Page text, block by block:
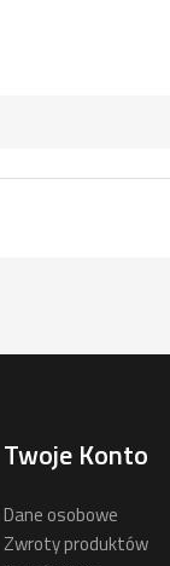
Twoje Konto
Dane osobowe
Zwroty produktów